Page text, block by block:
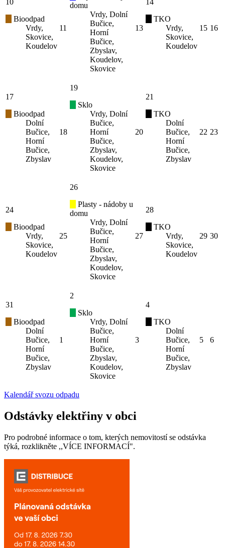
10
Bioodpad
Vrdy,
Skovice,
Koudelov
11
domu
Vrdy, Dolní
Bučice,
Horní
Bučice,
Zbyslav,
Koudelov,
Skovice
13
14
TKO
Vrdy,
Skovice,
Koudelov
15 16
17
Bioodpad
Dolní
Bučice,
Horní
Bučice,
Zbyslav
18
19
Sklo
Vrdy, Dolní
Bučice,
Horní
Bučice,
Zbyslav,
Koudelov,
Skovice
20
21
TKO
Dolní
Bučice,
Horní
Bučice,
Zbyslav
22 23
24
Bioodpad
Vrdy,
Skovice,
Koudelov
25
26
Plasty - nádoby u
domu
Vrdy, Dolní
Bučice,
Horní
Bučice,
Zbyslav,
Koudelov,
Skovice
27
28
TKO
Vrdy,
Skovice,
Koudelov
29 30
31
Bioodpad
Dolní
Bučice,
Horní
Bučice,
Zbyslav
1
2
Sklo
Vrdy, Dolní
Bučice,
Horní
Bučice,
Zbyslav,
Koudelov,
Skovice
3
4
TKO
Dolní
Bučice,
Horní
Bučice,
Zbyslav
5 6
Kalendář svozu odpadu
Odstávky elektřiny v obci
Pro podrobné informace o tom, kterých nemovitostí se odstávka
týká, rozklikněte ,,VÍCE INFORMACÍ".